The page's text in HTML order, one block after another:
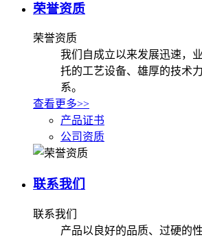
荣誉资质
荣誉资质
我们自成立以来发展迅速，
托的工艺设备、雄厚的技术
系。
查看更多>>
产品证书
公司资质
联系我们
联系我们
产品以良好的品质、过硬的